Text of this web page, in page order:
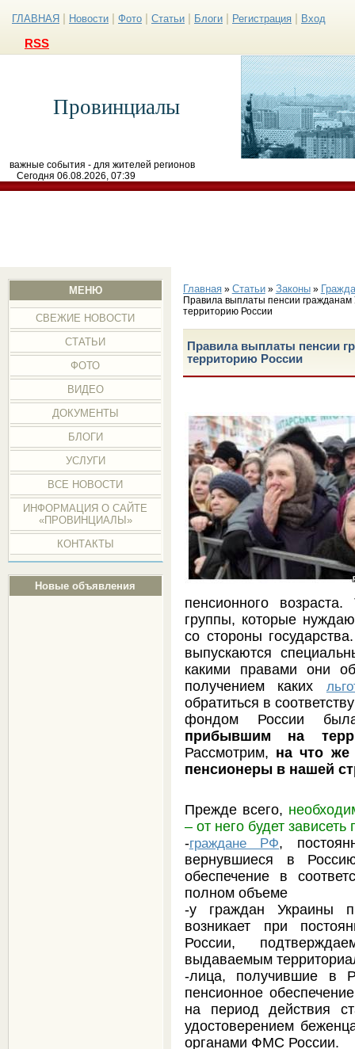
ГЛАВНАЯ Новости Фото Статьи Блоги Регистрация Вход
RSS
Провинциалы
важные события - для жителей регионов
Сегодня 06.08.2026, 07:39
МЕНЮ
СВЕЖИЕ НОВОСТИ
СТАТЬИ
ФОТО
ВИДЕО
ДОКУМЕНТЫ
БЛОГИ
УСЛУГИ
ВСЕ НОВОСТИ
ИНФОРМАЦИЯ О САЙТЕ
«ПРОВИНЦИАЛЫ»
КОНТАКТЫ
Новые объявления
Главная» Статьи» Законы»
Правила выплаты пенсии
территорию России
Правила выплаты пенсии
территорию России
пенсионного
группы, которые
со стороны
выпускаются
какими правами они
получением каких
обратиться в
фондом России
прибывшим на
Рассмотрим, на что же
пенсионеры в нашей
Прежде всего,
– от него будет
-граждане РФ,
вернувшиеся в
обеспечение в
полном объеме
-у граждан Украины
возникает при
России,
выдаваемым
-лица, получившие в
пенсионное
на период действия
удостоверением
органами ФМС России.